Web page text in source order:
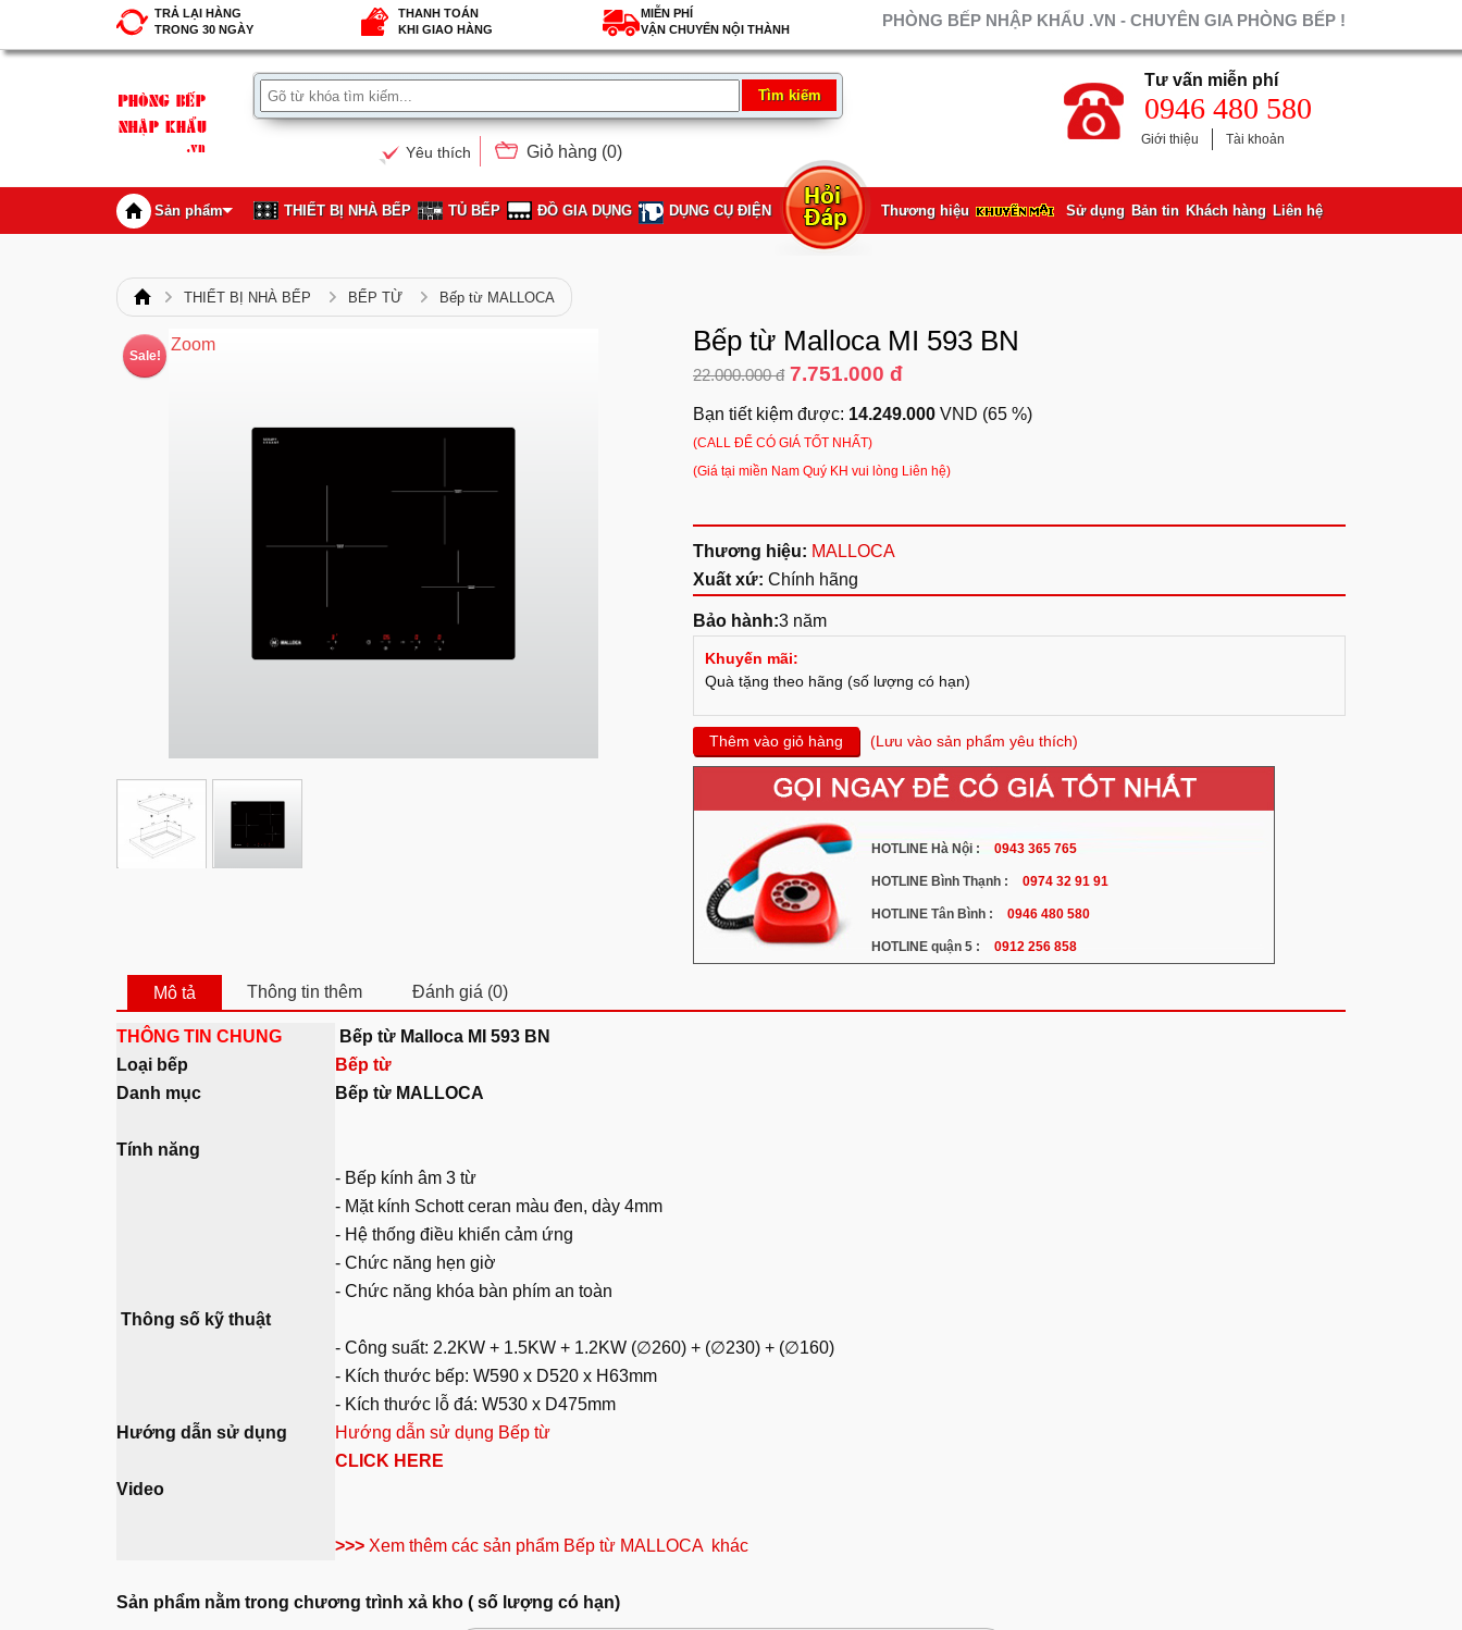
TRẢ LẠI HÀNG
TRONG 30 NGÀY
THANH TOÁN
KHI GIAO HÀNG
MIỄN PHÍ
VẬN CHUYỂN NỘI THÀNH
PHÒNG BẾP NHẬP KHẨU .VN - CHUYÊN GIA PHÒNG BẾP !
Giỏ hàng (0)
Yêu thích
Tư vấn miễn phí
0946 480 580
Giới thiệu Tài khoản
Sản phẩm THIẾT BỊ NHÀ BẾP TỦ BẾP ĐỒ GIA DỤNG DỤNG CỤ ĐIỆN Thương hiệu Sử dụng Bản tin Khách hàng Liên hệ
THIẾT BỊ NHÀ BẾP BẾP TỪ Bếp từ MALLOCA
Sale!
Zoom Bếp từ Malloca MI 593 BN
22.000.000 đ 7.751.000 đ
Bạn tiết kiệm được: 14.249.000 VND (65 %)
(CALL ĐỂ CÓ GIÁ TỐT NHẤT)
(Giá tại miền Nam Quý KH vui lòng Liên hệ)
Thương hiệu: MALLOCA
Xuất xứ: Chính hãng
Bảo hành:3 năm
Khuyến mãi:
Quà tặng theo hãng (số lượng có hạn)
Thêm vào giỏ hàng (Lưu vào sản phẩm yêu thích)
HOTLINE Hà Nội : 0943 365 765
HOTLINE Bình Thạnh : 0974 32 91 91
HOTLINE Tân Bình : 0946 480 580
HOTLINE quận 5 : 0912 256 858
Mô tả Thông tin thêm Đánh giá (0)
THÔNG TIN CHUNG
Bếp từ Malloca MI 593 BN
Loại bếp
Bếp từ
Danh mục
Bếp từ MALLOCA
Tính năng
- Bếp kính âm 3 từ
- Mặt kính Schott ceran màu đen, dày 4mm
- Hệ thống điều khiển cảm ứng
- Chức năng hẹn giờ
- Chức năng khóa bàn phím an toàn
Thông số kỹ thuật
- Công suất: 2.2KW + 1.5KW + 1.2KW (∅260) + (∅230) + (∅160)
- Kích thước bếp: W590 x D520 x H63mm
- Kích thước lỗ đá: W530 x D475mm
Hướng dẫn sử dụng
Hướng dẫn sử dụng Bếp từ
CLICK HERE
Video
>>> Xem thêm các sản phẩm Bếp từ MALLOCA khác
Sản phẩm nằm trong chương trình xả kho ( số lượng có hạn)